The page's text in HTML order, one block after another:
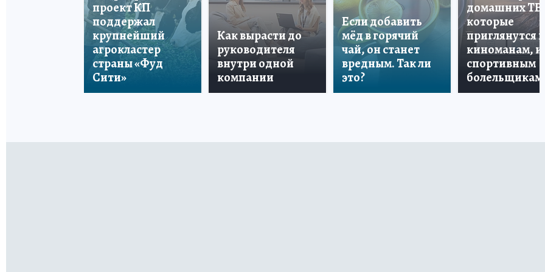
проект КП
поддержал
крупнейший
агрокластер
страны «Фуд
Сити»
Как вырасти до
руководителя
внутри одной
компании
Если добавить
мёд в горячий
чай, он станет
вредным. Так ли
это?
домашних ТВ,
которые
приглянутся и
киноманам, и
спортивным
болельщикам